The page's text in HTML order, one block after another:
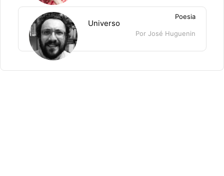
Poesia
Universo
Por José Huguenin